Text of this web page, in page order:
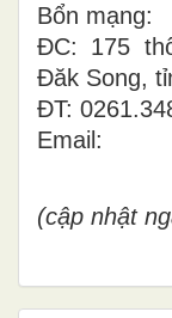
Bổn mạng:
ĐC: 175
Đăk Song,
ĐT:
Email:
(cập nhật